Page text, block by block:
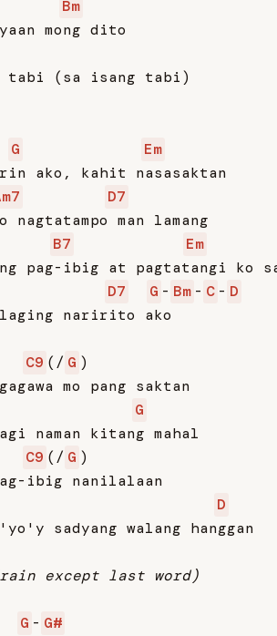
Bm
mong dito
tabi (sa isang tabi)
G
Em
ako, kahit nasasaktan
D7
nagtatampo man lamang
B7
Em
pag-ibig at pagtatangi ko
D7 G - Bm - C - D
naririto ako
C9 (/ G )
mo pang saktan
G
naman kitang mahal
C9 (/ G )
ibig nanilalaan
D
sadyang walang hanggan
except last word)
G - G#